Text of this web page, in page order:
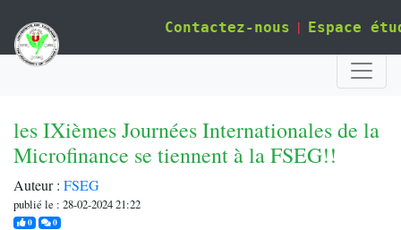
Contactez-nous | Espace
les IXièmes Journées Internationales de la
Microfinance se tiennent à la FSEG!!
Auteur : FSEG
publié le : 28-02-2024 21:22
0j'aime0commentaires